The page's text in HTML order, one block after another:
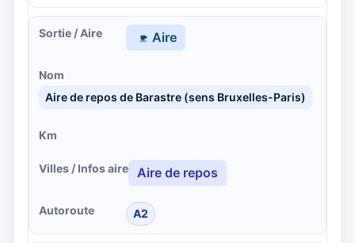
Aire
Aire de repos de Barastre (sens Bruxelles-Paris)
Aire de repos
A2